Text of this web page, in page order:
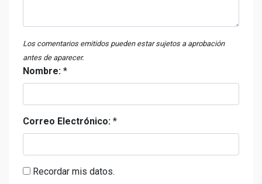
Los comentarios emitidos pueden estar sujetos a aprobación
antes de aparecer.
Nombre: *
Correo Electrónico: *
Recordar mis datos.